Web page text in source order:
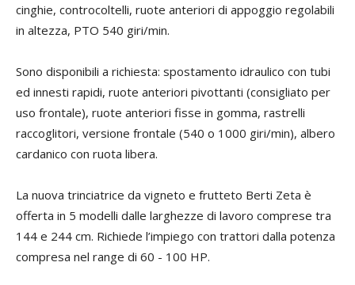
cinghie, controcoltelli, ruote anteriori di appoggio regolabili
in altezza, PTO 540 giri/min.
Sono disponibili a richiesta: spostamento idraulico con tubi
ed innesti rapidi, ruote anteriori pivottanti (consigliato per
uso frontale), ruote anteriori fisse in gomma, rastrelli
raccoglitori, versione frontale (540 o 1000 giri/min), albero
cardanico con ruota libera.
La nuova trinciatrice da vigneto e frutteto Berti Zeta è
offerta in 5 modelli dalle larghezze di lavoro comprese tra
144 e 244 cm. Richiede l’impiego con trattori dalla potenza
compresa nel range di 60 - 100 HP.